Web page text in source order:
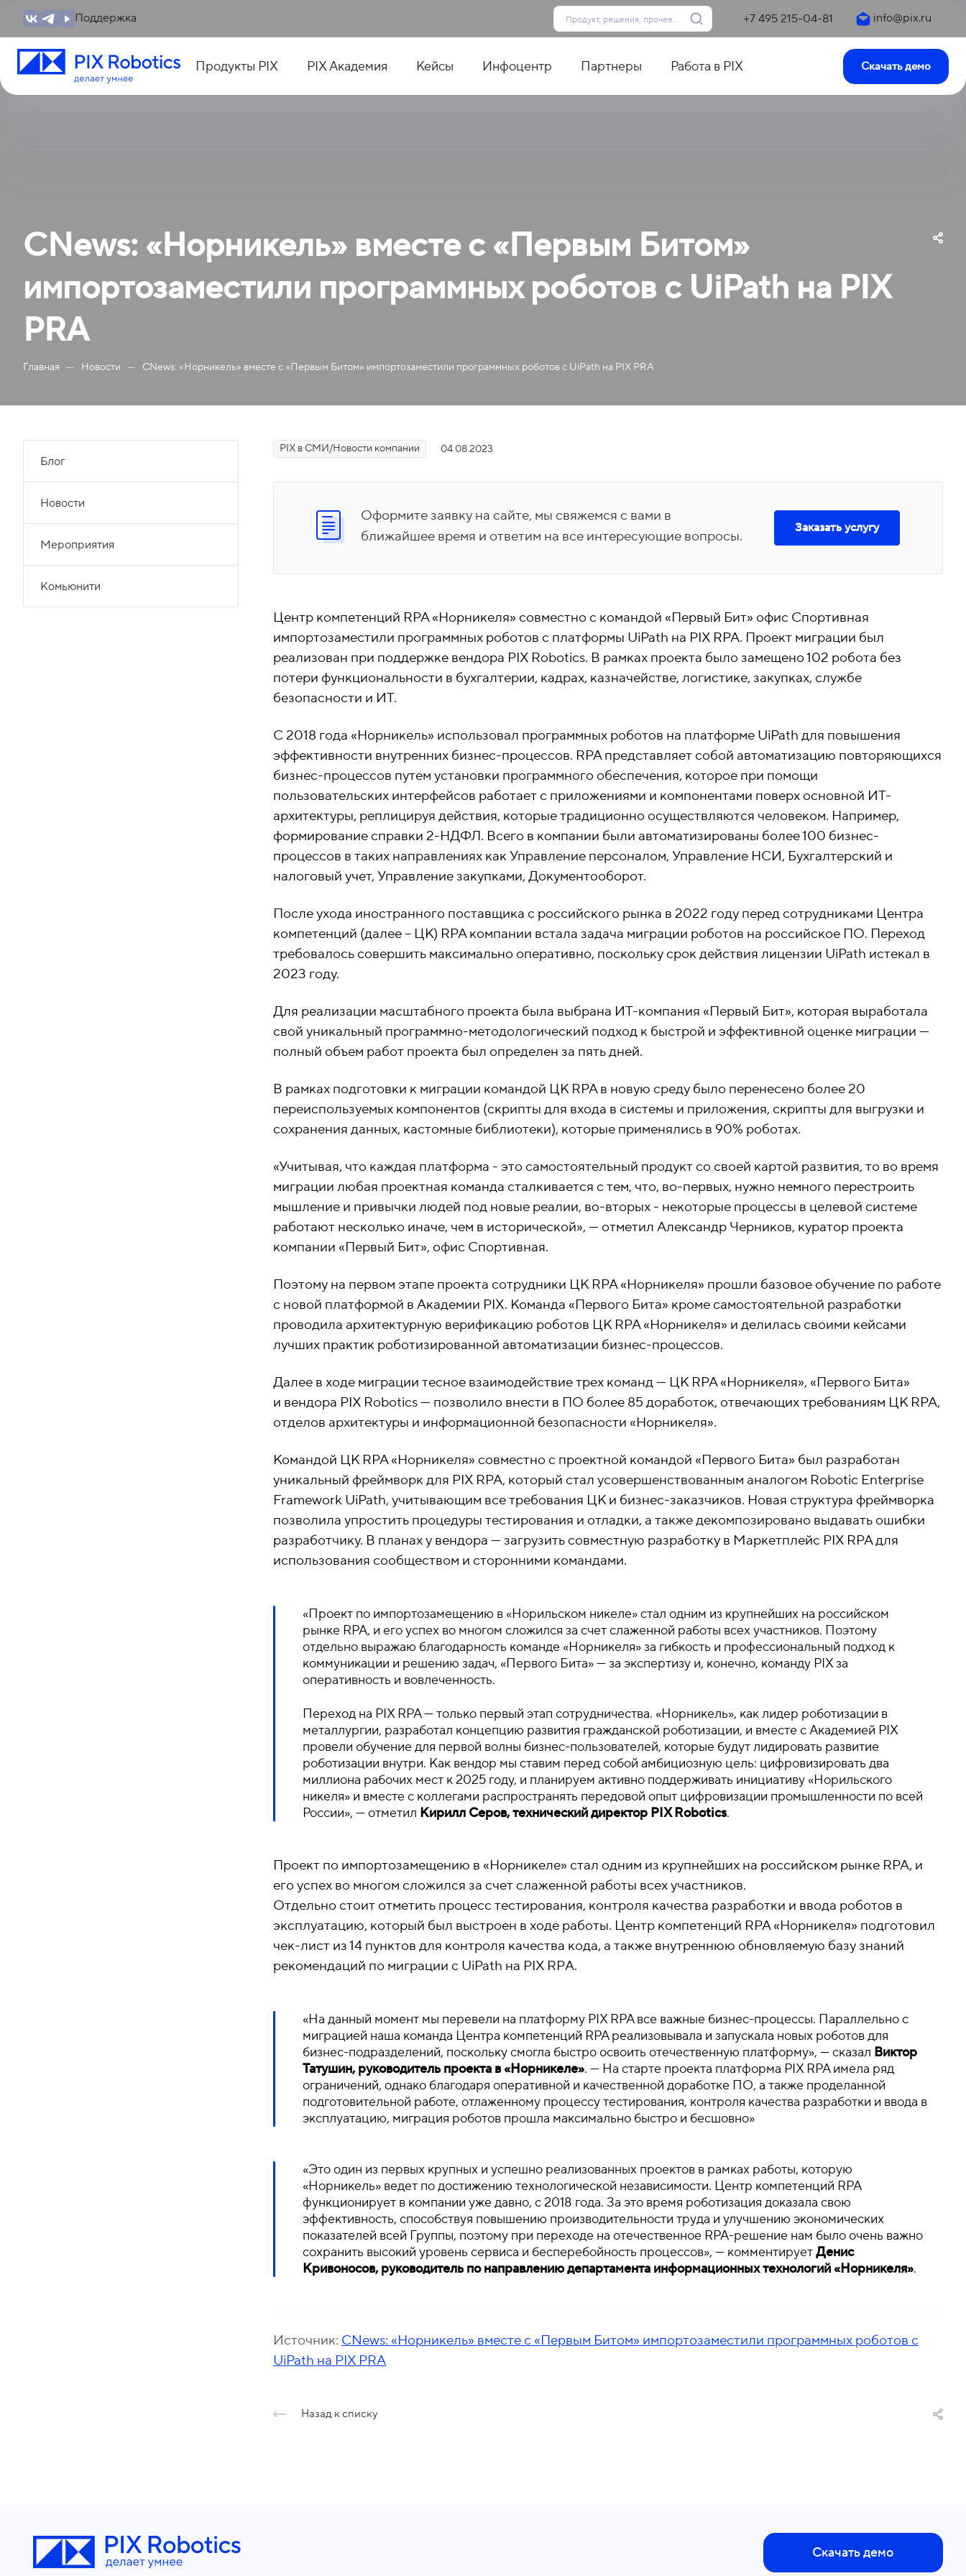
Поддержка +7 495 215-04-81 info@pix.ru
Продукты PIX PIX Академия Кейсы Инфоцентр Партнеры Работа в PIX Скачать демо
CNews: «Норникель» вместе с «Первым Битом»
импортозаместили программных роботов с UiPath на PIX
PRA
Главная — Новости — CNews: «Норникель» вместе с «Первым Битом» импортозаместили программных роботов с UiPath на PIX PRA
PIX в СМИ/Новости компании 04.08.2023
Оформите заявку на сайте, мы свяжемся с вами в
ближайшее время и ответим на все интересующие вопросы.
Заказать услугу
Центр компетенций RPA «Норникеля» совместно с командой «Первый Бит» офис Спортивная
импортозаместили программных роботов с платформы UiPath на PIX RPA. Проект миграции был
реализован при поддержке вендора PIX Robotics. В рамках проекта было замещено 102 робота без
потери функциональности в бухгалтерии, кадрах, казначействе, логистике, закупках, службе
безопасности и ИТ.
C 2018 года «Норникель» использовал программных роботов на платформе UiPath для повышения
эффективности внутренних бизнес-процессов. RPA представляет собой автоматизацию повторяющихся
бизнес-процессов путем установки программного обеспечения, которое при помощи
пользовательских интерфейсов работает с приложениями и компонентами поверх основной ИТ-
архитектуры, реплицируя действия, которые традиционно осуществляются человеком. Например,
формирование справки 2-НДФЛ. Всего в компании были автоматизированы более 100 бизнес-
процессов в таких направлениях как Управление персоналом, Управление НСИ, Бухгалтерский и
налоговый учет, Управление закупками, Документооборот.
После ухода иностранного поставщика с российского рынка в 2022 году перед сотрудниками Центра
компетенций (далее – ЦК) RPA компании встала задача миграции роботов на российское ПО. Переход
требовалось совершить максимально оперативно, поскольку срок действия лицензии UiPath истекал в
2023 году.
Для реализации масштабного проекта была выбрана ИТ-компания «Первый Бит», которая выработала
свой уникальный программно-методологический подход к быстрой и эффективной оценке миграции —
полный объем работ проекта был определен за пять дней.
В рамках подготовки к миграции командой ЦК RPA в новую среду было перенесено более 20
переиспользуемых компонентов (скрипты для входа в системы и приложения, скрипты для выгрузки и
сохранения данных, кастомные библиотеки), которые применялись в 90% роботах.
«Учитывая, что каждая платформа - это самостоятельный продукт со своей картой развития, то во время
миграции любая проектная команда сталкивается с тем, что, во-первых, нужно немного перестроить
мышление и привычки людей под новые реалии, во-вторых - некоторые процессы в целевой системе
работают несколько иначе, чем в исторической», — отметил Александр Черников, куратор проекта
компании «Первый Бит», офис Спортивная.
Поэтому на первом этапе проекта сотрудники ЦК RPA «Норникеля» прошли базовое обучение по работе
с новой платформой в Академии PIX. Команда «Первого Бита» кроме самостоятельной разработки
проводила архитектурную верификацию роботов ЦК RPA «Норникеля» и делилась своими кейсами
лучших практик роботизированной автоматизации бизнес-процессов.
Далее в ходе миграции тесное взаимодействие трех команд — ЦК RPA «Норникеля», «Первого Бита»
и вендора PIX Robotics — позволило внести в ПО более 85 доработок, отвечающих требованиям ЦК RPA,
отделов архитектуры и информационной безопасности «Норникеля».
Командой ЦК RPA «Норникеля» совместно с проектной командой «Первого Бита» был разработан
уникальный фреймворк для PIX RPA, который стал усовершенствованным аналогом Robotic Enterprise
Framework UiPath, учитывающим все требования ЦК и бизнес-заказчиков. Новая структура фреймворка
позволила упростить процедуры тестирования и отладки, а также декомпозировано выдавать ошибки
разработчику. В планах у вендора — загрузить совместную разработку в Маркетплейс PIX RPA для
использования сообществом и сторонними командами.
«Проект по импортозамещению в «Норильском никеле» стал одним из крупнейших на российском
рынке RPA, и его успех во многом сложился за счет слаженной работы всех участников. Поэтому
отдельно выражаю благодарность команде «Норникеля» за гибкость и профессиональный подход к
коммуникации и решению задач, «Первого Бита» — за экспертизу и, конечно, команду PIX за
оперативность и вовлеченность.
Переход на PIX RPA — только первый этап сотрудничества. «Норникель», как лидер роботизации в
металлургии, разработал концепцию развития гражданской роботизации, и вместе с Академией PIX
провели обучение для первой волны бизнес-пользователей, которые будут лидировать развитие
роботизации внутри. Как вендор мы ставим перед собой амбициозную цель: цифровизировать два
миллиона рабочих мест к 2025 году, и планируем активно поддерживать инициативу «Норильского
никеля» и вместе с коллегами распространять передовой опыт цифровизации промышленности по всей
России», — отметил Кирилл Серов, технический директор PIX Robotics.
Проект по импортозамещению в «Норникеле» стал одним из крупнейших на российском рынке RPA, и
его успех во многом сложился за счет слаженной работы всех участников.
Отдельно стоит отметить процесс тестирования, контроля качества разработки и ввода роботов в
эксплуатацию, который был выстроен в ходе работы. Центр компетенций RPA «Норникеля» подготовил
чек-лист из 14 пунктов для контроля качества кода, а также внутреннюю обновляемую базу знаний
рекомендаций по миграции с UiPath на PIX RPА.
«На данный момент мы перевели на платформу PIX RPA все важные бизнес-процессы. Параллельно с
миграцией наша команда Центра компетенций RPA реализовывала и запускала новых роботов для
бизнес-подразделений, поскольку смогла быстро освоить отечественную платформу», — сказал Виктор
Татушин, руководитель проекта в «Норникеле». — На старте проекта платформа PIX RPA имела ряд
ограничений, однако благодаря оперативной и качественной доработке ПО, а также проделанной
подготовительной работе, отлаженному процессу тестирования, контроля качества разработки и ввода в
эксплуатацию, миграция роботов прошла максимально быстро и бесшовно»
«Это один из первых крупных и успешно реализованных проектов в рамках работы, которую
«Норникель» ведет по достижению технологической независимости. Центр компетенций RPA
функционирует в компании уже давно, с 2018 года. За это время роботизация доказала свою
эффективность, способствуя повышению производительности труда и улучшению экономических
показателей всей Группы, поэтому при переходе на отечественное RPA-решение нам было очень важно
сохранить высокий уровень сервиса и бесперебойность процессов», — комментируетДенис
Кривоносов, руководитель по направлению департамента информационных технологий «Норникеля».
Источник: CNews: «Норникель» вместе с «Первым Битом» импортозаместили программных роботов с
UiPath на PIX PRA
Назад к списку
Блог
Новости
Мероприятия
Комьюнити
Скачать демо